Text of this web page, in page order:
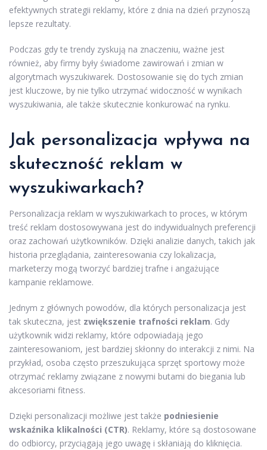
efektywnych strategii reklamy, które z dnia na dzień przynoszą
lepsze rezultaty.
Podczas gdy te trendy zyskują na znaczeniu, ważne jest
również, aby firmy były świadome zawirowań i zmian w
algorytmach wyszukiwarek. Dostosowanie się do tych zmian
jest kluczowe, by nie tylko utrzymać widoczność w wynikach
wyszukiwania, ale także skutecznie konkurować na rynku.
Jak personalizacja wpływa na
skuteczność reklam w
wyszukiwarkach?
Personalizacja reklam w wyszukiwarkach to proces, w którym
treść reklam dostosowywana jest do indywidualnych preferencji
oraz zachowań użytkowników. Dzięki analizie danych, takich jak
historia przeglądania, zainteresowania czy lokalizacja,
marketerzy mogą tworzyć bardziej trafne i angażujące
kampanie reklamowe.
Jednym z głównych powodów, dla których personalizacja jest
tak skuteczna, jest zwiększenie trafności reklam. Gdy
użytkownik widzi reklamy, które odpowiadają jego
zainteresowaniom, jest bardziej skłonny do interakcji z nimi. Na
przykład, osoba często przeszukująca sprzęt sportowy może
otrzymać reklamy związane z nowymi butami do biegania lub
akcesoriami fitness.
Dzięki personalizacji możliwe jest także podniesienie
wskaźnika klikalności (CTR). Reklamy, które są dostosowane
do odbiorcy, przyciągają jego uwagę i skłaniają do kliknięcia.